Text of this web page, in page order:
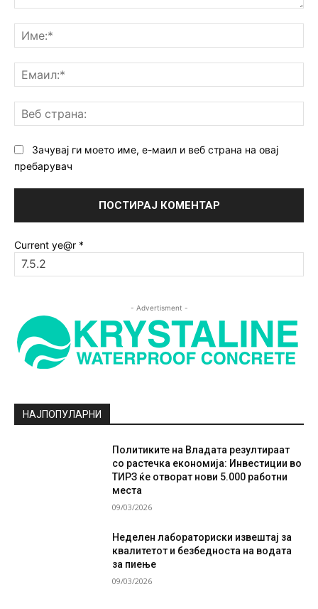
Зачувај ги моето име, е-маил и веб страна на овај
пребарувач
Current ye@r *
- Advertisment -
НАЈПОПУЛАРНИ
Политиките на Владата резултираат
со растечка економија: Инвестиции во
ТИРЗ ќе отворат нови 5.000 работни
места
09/03/2026
Неделен лабораториски извештај за
квалитетот и безбедноста на водата
за пиење
09/03/2026